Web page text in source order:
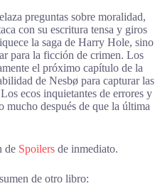
preguntas sobre moralidad,
con su escritura tensa y giros
la saga de Harry Hole, sino
para la ficción de crimen. Los
el próximo capítulo de la
de Nesbø para capturar las
ecos inquietantes de errores y
mucho después de que la última
de Spoilers de inmediato.
de otro libro: